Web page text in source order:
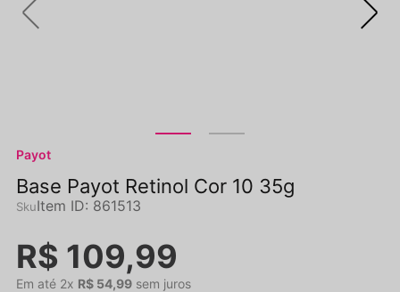
Payot
Base Payot Retinol Cor 10 35g
Item ID: 861513
R$ 109,99
Em até 2x R$ 54,99 sem juros